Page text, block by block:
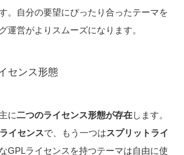
。自分の要望にぴったり合ったテーマを
運営がよりスムーズになります。
センス形態
に二つのライセンス形態が存在します。
イセンスで、もう一つはスプリットライ
GPLライセンスを持つテーマは自由に使